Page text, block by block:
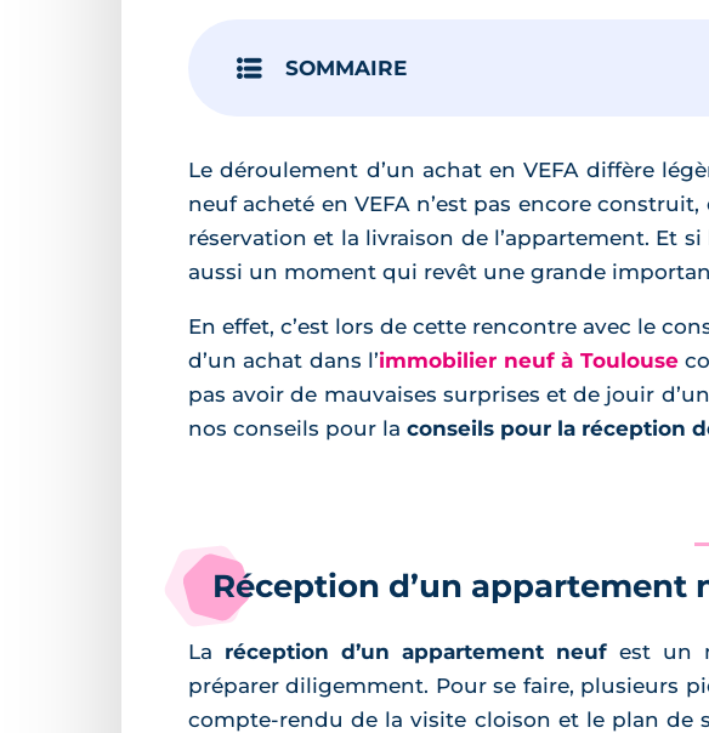
SOMMAIRE
Le déroulement d’un achat en VEFA diffère
neuf acheté en VEFA n’est pas encore
réservation et la livraison de l’appartement. Et si
aussi un moment qui revêt une grande
En effet, c’est lors de cette rencontre avec le
d’un achat dans l’immobilier neuf à Toulouse
pas avoir de mauvaises surprises et de jouir
nos conseils pour la conseils pour la réception
Réception d’un appartement
La réception d’un appartement neufest un
préparer diligemment. Pour se faire, plusieurs
compte-rendu de la visite cloison et le plan de